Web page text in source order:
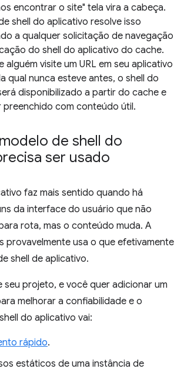
encontrar o site" tela vira a cabeça.
shell do aplicativo resolve isso
a qualquer solicitação de navegação
do shell do aplicativo do cache.
alguém visite um URL em seu aplicativo
qual nunca esteve antes, o shell do
disponibilizado a partir do cache e
preenchido com conteúdo útil.
de shell do
ser usado
faz mais sentido quando há
da interface do usuário que não
rota, mas o conteúdo muda. A
provavelmente usa o que efetivamente
shell de aplicativo.
seu projeto, e você quer adicionar um
melhorar a confiabilidade e o
do aplicativo vai:
rápido.
estáticos de uma instância de